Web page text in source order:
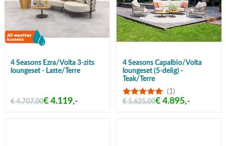
4 Seasons Ezra/Volta 3-zits
loungeset - Latte/Terre
€ 4.707,00€ 4.119,-
4 Seasons Capalbio/Volta
loungeset (5-delig) -
Teak/Terre
(1)
€ 5.625,00€ 4.895,-